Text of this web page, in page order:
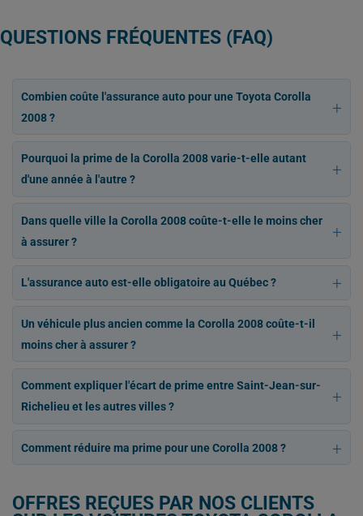
QUESTIONS FRÉQUENTES (FAQ)
Combien coûte l'assurance auto pour une Toyota Corolla
2008 ?
Pourquoi la prime de la Corolla 2008 varie-t-elle autant
d'une année à l'autre ?
Dans quelle ville la Corolla 2008 coûte-t-elle le moins cher
à assurer ?
L'assurance auto est-elle obligatoire au Québec ?
Un véhicule plus ancien comme la Corolla 2008 coûte-t-il
moins cher à assurer ?
Comment expliquer l'écart de prime entre Saint-Jean-sur-
Richelieu et les autres villes ?
Comment réduire ma prime pour une Corolla 2008 ?
OFFRES REÇUES PAR NOS CLIENTS